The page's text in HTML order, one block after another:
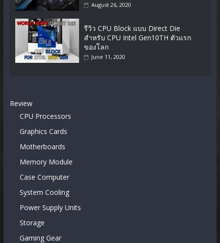
August 26, 2020
รีวิว CPU Block แบบ Direct Die
สำหรับ CPU Intel Gen10TH ตัวแรก
ของโลก
June 11, 2020
Review
CPU Processors
Graphics Cards
Motherboards
Memory Module
Case Computer
System Cooling
Power Supply Units
Storage
Gaming Gear